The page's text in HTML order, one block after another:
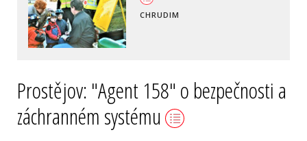
CHRUDIM
Prostějov: "Agent 158" o bezpečnosti a
záchranném systému